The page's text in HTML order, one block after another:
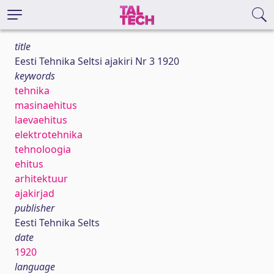
title
Eesti Tehnika Seltsi ajakiri Nr 3 1920
keywords
tehnika
masinaehitus
laevaehitus
elektrotehnika
tehnoloogia
ehitus
arhitektuur
ajakirjad
publisher
Eesti Tehnika Selts
date
1920
language